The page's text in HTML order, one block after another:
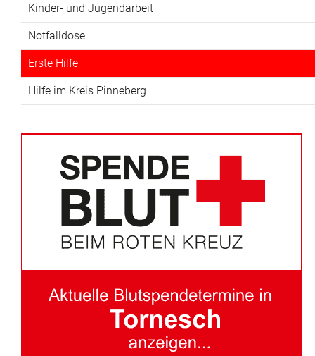
Kinder- und Jugendarbeit
Notfalldose
Erste Hilfe
Hilfe im Kreis Pinneberg